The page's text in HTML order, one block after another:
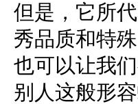
但是，它所
秀品质和特
也可以让我
别人这般形容